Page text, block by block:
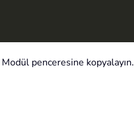
penceresine kopyalayın.